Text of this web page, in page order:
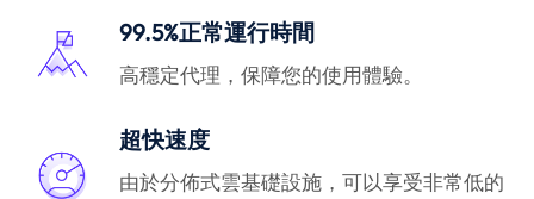
99.5%正常運行時間
高穩定代理，保障您的使用體驗。
超快速度
由於分佈式雲基礎設施，可以享受非常低的